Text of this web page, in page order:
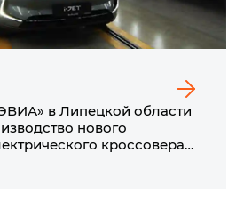
в Липецкой области
нового
кроссовера